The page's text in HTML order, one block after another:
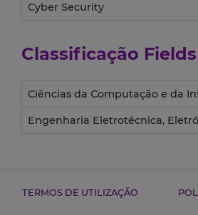
Cyber Security
Classificação
Ciências da Computação e da
Engenharia Eletrotécnica,
TERMOS DE UTILIZAÇÃO